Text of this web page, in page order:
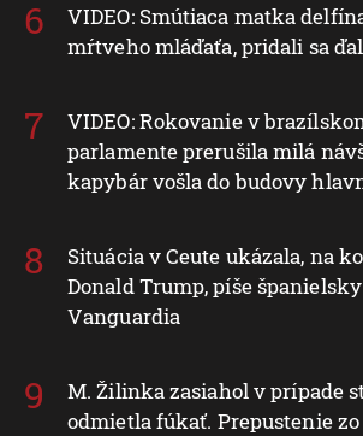
VIDEO: Smútiaca matka
mŕtveho mláďaťa, pridali sa
VIDEO: Rokovanie v
parlamente prerušila milá
kapybár vošla do budovy
Situácia v Ceute ukázala, na
Donald Trump, píše
Vanguardia
M. Žilinka zasiahol v prípade
odmietla fúkať. Prepustenie